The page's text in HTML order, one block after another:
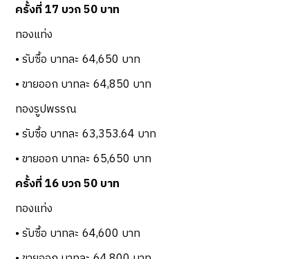
ครั้งที่ 17 บวก 50 บาท
ทองแท่ง
• รับซื้อ บาทละ 64,650 บาท
• ขายออก บาทละ 64,850 บาท
ทองรูปพรรณ
• รับซื้อ บาทละ 63,353.64 บาท
• ขายออก บาทละ 65,650 บาท
ครั้งที่ 16 บวก 50 บาท
ทองแท่ง
• รับซื้อ บาทละ 64,600 บาท